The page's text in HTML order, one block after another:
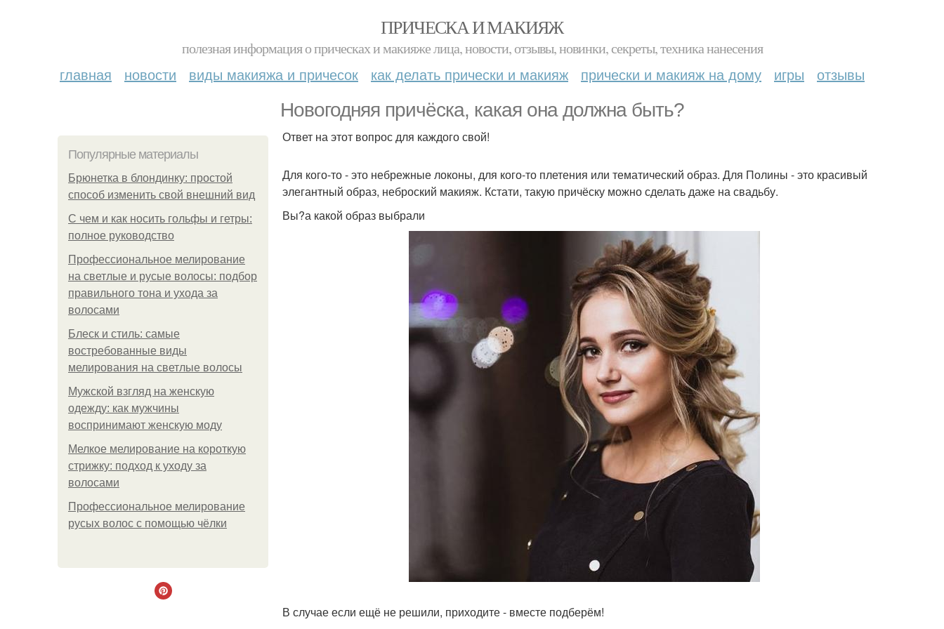
ПРИЧЕСКА И МАКИЯЖ
полезная информация о прическах и макияже лица, новости, отзывы, новинки, секреты, техника нанесения
главная новости виды макияжа и причесок как делать прически и макияж прически и макияж на дому игры отзывы
Новогодняя причёска, какая она должна быть?
Популярные материалы
Брюнетка в блондинку: простой
способ изменить свой внешний вид
С чем и как носить гольфы и гетры:
полное руководство
Профессиональное мелирование
на светлые и русые волосы: подбор
правильного тона и ухода за
волосами
Блеск и стиль: самые
востребованные виды
мелирования на светлые волосы
Мужской взгляд на женскую
одежду: как мужчины
воспринимают женскую моду
Мелкое мелирование на короткую
стрижку: подход к уходу за
волосами
Профессиональное мелирование
русых волос с помощью чёлки
Ответ на этот вопрос для каждого свой!
Для кого-то - это небрежные локоны, для кого-то плетения или тематический образ. Для Полины - это красивый
элегантный образ, неброский макияж. Кстати, такую причёску можно сделать даже на свадьбу.
Вы?а какой образ выбрали
В случае если ещё не решили, приходите - вместе подберём!